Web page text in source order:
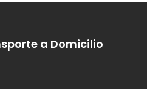
a Domicilio